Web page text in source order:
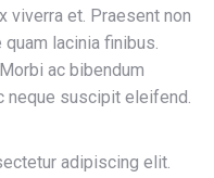
viverra et. Praesent non
lacinia finibus.
ac bibendum
neque suscipit eleifend.
adipiscing elit.